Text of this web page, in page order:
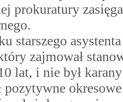
prokuratury
starszego
zajmował
lat, i nie był
pozytywne